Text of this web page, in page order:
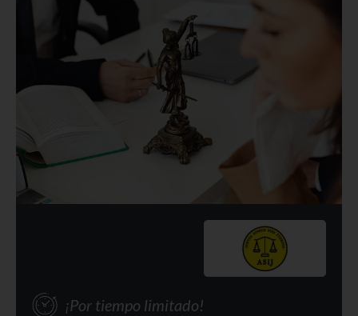
¡Por tiempo limitado!